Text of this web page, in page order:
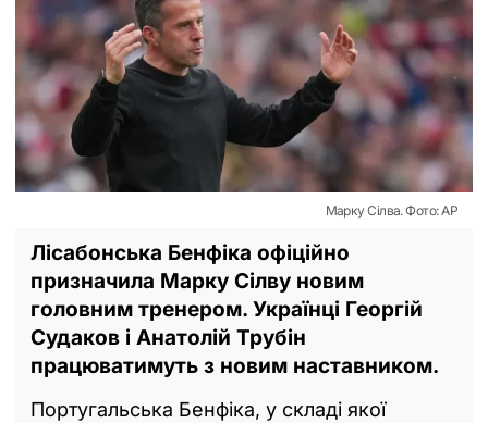
Марку Сілва. Фото: АР
Лісабонська Бенфіка офіційно
призначила Марку Сілву новим
головним тренером. Українці Георгій
Судаков і Анатолій Трубін
працюватимуть з новим наставником.
Португальська Бенфіка, у складі якої